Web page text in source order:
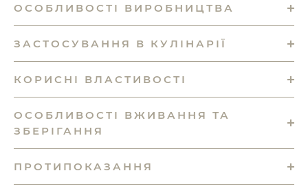
ОСОБЛИВОСТІ ВИРОБНИЦТВА
ЗАСТОСУВАННЯ В КУЛІНАРІЇ
КОРИСНІ ВЛАСТИВОСТІ
ОСОБЛИВОСТІ ВЖИВАННЯ ТА
ЗБЕРІГАННЯ
ПРОТИПОКАЗАННЯ